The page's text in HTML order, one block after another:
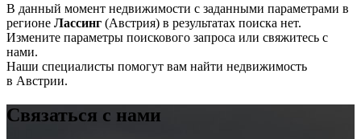
В данный момент недвижимости с заданными параметрами в
регионе Лассинг (Австрия) в результатах поиска нет.
Измените параметры поискового запроса или свяжитесь с
нами.
Наши специалисты помогут вам найти недвижимость
в Австрии.
Связаться с нами